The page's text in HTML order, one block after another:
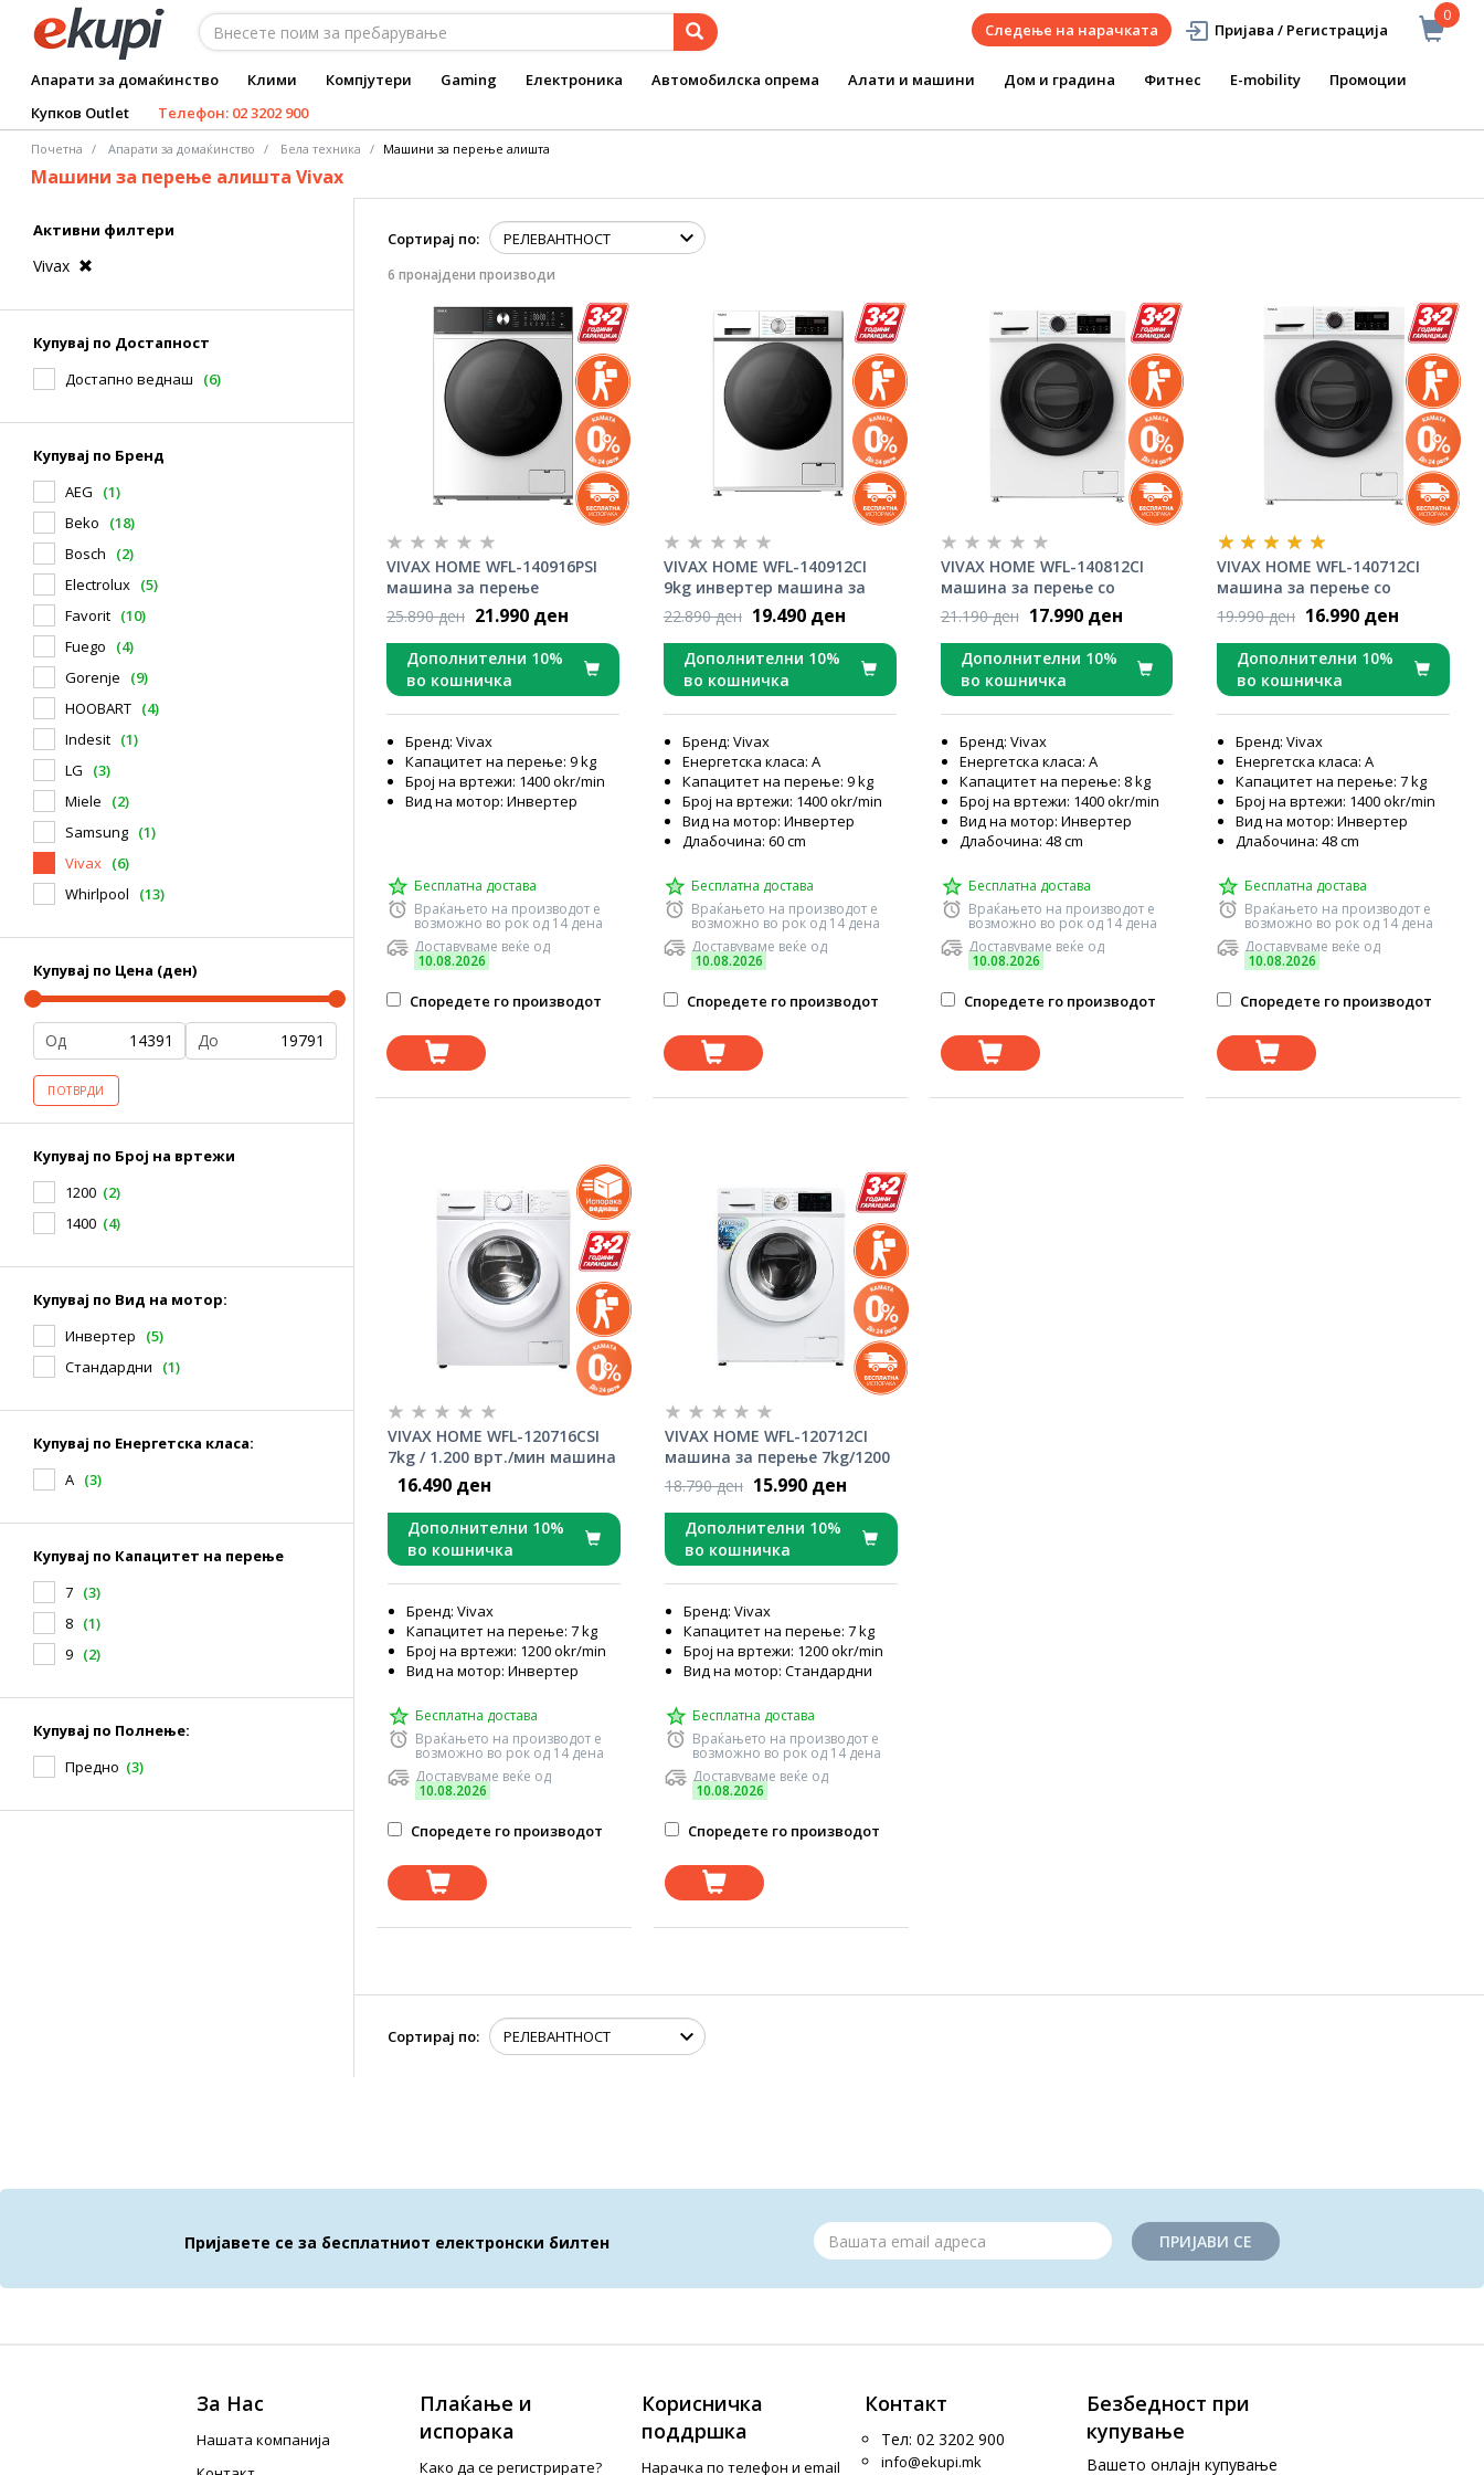
0
Следење на нарачката Пријава / Регистрација
Апарати за домаќинство Клими Компјутери Gaming Електроника Автомобилска опрема Алати и машини Дом и градина Фитнес E-mobility
Промоции
Купков Outlet
Телефон: 02 3202 900
Почетна Апарати за домаќинство Бела техника Машини за перење алишта
Машини за перење алишта Vivax
Активни филтери
Vivax
Купувај по Достапност
Достапно веднаш
(6)
Купувај по Бренд
AEG
(1)
Beko
(18)
Bosch
(2)
Electrolux (5)
Favorit (10)
Fuego
(4)
Gorenje
(9)
HOOBART (4)
Indesit (1)
LG
(3)
Miele
(2)
Samsung (1)
Vivax (6)
Whirlpool
(13)
Купувај по Цена (ден)
Од До
ПОТВРДИ
Купувај по Број на вртежи
1200 (2)
1400 (4)
Купувај по Вид на мотор:
Инвертер
(5)
Стандардни
(1)
Купувај по Енергетска класа:
А (3)
Купувај по Капацитет на перење
7 (3)
8 (1)
9 (2)
Купувај по Полнење:
Предно (3)
Сортирај по:
6 пронајдени производи
VIVAX HOME WFL-140916PSI
машина за перење
25.890 ден 21.990 ден
Дополнителни 10%
во кошничка
Бренд: Vivax
Капацитет на перење: 9 kg
Број на вртежи: 1400 okr/min
Вид на мотор: Инвертер
Бесплатна достава
Враќањето на производот е
возможно во рок од 14 дена
Доставуваме веќе од
10.08.2026
Споредете го производот
VIVAX HOME WFL-140912CI
9kg инвертер машина за
перење
22.890 ден 19.490 ден
Дополнителни 10%
во кошничка
Бренд: Vivax
Енергетска класа: А
Капацитет на перење: 9 kg
Број на вртежи: 1400 okr/min
Вид на мотор: Инвертер
Длабочина: 60 cm
Бесплатна достава
Враќањето на производот е
возможно во рок од 14 дена
Доставуваме веќе од
10.08.2026
Споредете го производот
VIVAX HOME WFL-140812CI
машина за перење со
инвертор мотор
21.190 ден 17.990 ден
Дополнителни 10%
во кошничка
Бренд: Vivax
Енергетска класа: А
Капацитет на перење: 8 kg
Број на вртежи: 1400 okr/min
Вид на мотор: Инвертер
Длабочина: 48 cm
Бесплатна достава
Враќањето на производот е
возможно во рок од 14 дена
Доставуваме веќе од
10.08.2026
Споредете го производот
VIVAX HOME WFL-140712CI
машина за перење со
инвертор мотор
19.990 ден 16.990 ден
Дополнителни 10%
во кошничка
Бренд: Vivax
Енергетска класа: А
Капацитет на перење: 7 kg
Број на вртежи: 1400 okr/min
Вид на мотор: Инвертер
Длабочина: 48 cm
Бесплатна достава
Враќањето на производот е
возможно во рок од 14 дена
Доставуваме веќе од
10.08.2026
Споредете го производот
VIVAX HOME WFL-120716CSI
7kg / 1.200 врт./мин машина
за перење
16.490 ден
Дополнителни 10%
во кошничка
Бренд: Vivax
Капацитет на перење: 7 kg
Број на вртежи: 1200 okr/min
Вид на мотор: Инвертер
Бесплатна достава
Враќањето на производот е
возможно во рок од 14 дена
Доставуваме веќе од
10.08.2026
Споредете го производот
VIVAX HOME WFL-120712CI
машина за перење 7kg/1200
18.790 ден 15.990 ден
Дополнителни 10%
во кошничка
Бренд: Vivax
Капацитет на перење: 7 kg
Број на вртежи: 1200 okr/min
Вид на мотор: Стандардни
Бесплатна достава
Враќањето на производот е
возможно во рок од 14 дена
Доставуваме веќе од
10.08.2026
Споредете го производот
Сортирај по:
Пријавете се за бесплатниот електронски билтен ПРИЈАВИ СЕ
За Нас
Нашата компанија
Плаќање и
испорака
Како да се регистрирате?
Корисничка
поддршка
Нарачка по телефон и еmail
Контакт
Тел: 02 3202 900
info@ekupi.mk
Безбедност при
купување
Вашето онлајн купување